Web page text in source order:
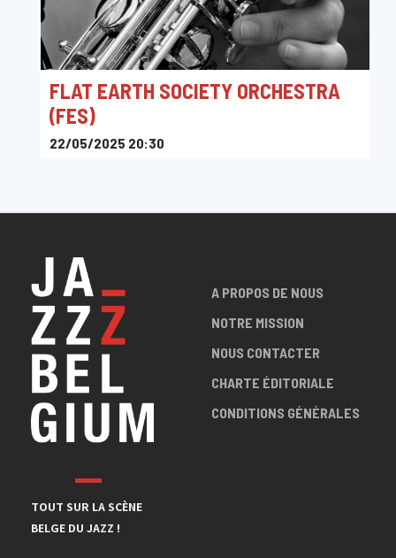
FLAT EARTH SOCIETY ORCHESTRA
(FES)
22/05/2025 20:30
TOUT SUR LA SCÈNE
BELGE DU JAZZ !
A PROPOS DE NOUS
NOTRE MISSION
NOUS CONTACTER
CHARTE ÉDITORIALE
CONDITIONS GÉNÉRALES